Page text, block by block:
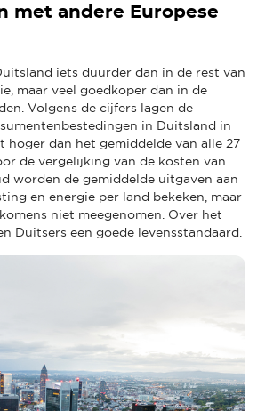
met andere Europese
iets duurder dan in de rest van
maar veel goedkoper dan in de
Volgens de cijfers lagen de
in Duitsland in
hoger dan het gemiddelde van alle 27
de vergelijking van de kosten van
worden de gemiddelde uitgaven aan
en energie per land bekeken, maar
niet meegenomen. Over het
Duitsers een goede levensstandaard.